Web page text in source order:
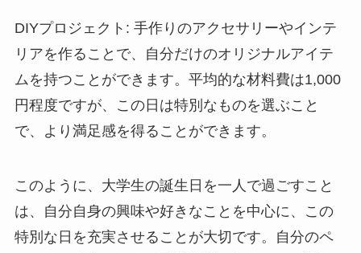
DIYプロジェクト : 手作りのアクセサリーやインテ
リアを作ることで、自分だけのオリジナルアイテ
ムを持つことができます。平均的な材料費は1,000
円程度ですが、この日は特別なものを選ぶこと
で、より満足感を得ることができます。
このように、大学生の誕生日を一人で過ごすこと
は、自分自身の興味や好きなことを中心に、この
特別な日を充実させることが大切です。自分のペ